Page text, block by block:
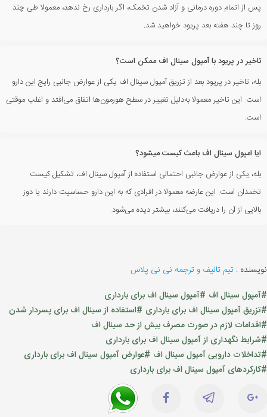
پس از اتمام دوره درمانی و آزاد شدن تخمک، اگر بارداری رخ ندهد، معمولا طی چند
روز تا چند هفته بعد پریود خواهید شد.
تاخیر در پریود با آمپول سینال اف ممکن است؟
بله، تاخیر در پریود بعد از تزریق آمپول سینال اف یکی از عوارض جانبی رایج این دارو
است. این تاخیر معمولا به‌دلیل تغییر در سطح هورمون‌ها اتفاق می‌افتد و اغلب موقتی
است.
ایا امپول سینال اف باعث کیست میشود؟
بله، یکی از عوارض جانبی احتمالی استفاده از آمپول سینال اف، تشکیل کیست
تخمدان است. این عارضه معمولا در افرادی که به این دارو حساسیت دارند یا دوز
بالایی از آن را دریافت می‌کنند، بیشتر دیده می‌شود.
نویسنده : تیم تالیف و ترجمه نی نی پلاس
#آمپول سینال اف #آمپول سینال اف برای بارداری
#تزریق آمپول سینال اف برای بارداری #استفاده از سینال اف برای پسردار شدن
#اقدامات لازم در صورت مصرف بیش از حد سینال اف
#شرایط نگهداری از آمپول سینال اف برای بارداری
#تداخلات دارویی آمپول سینال اف #عوارض آمپول سینال اف برای بارداری
#کارکردهای آمپول سینال اف برای بارداری